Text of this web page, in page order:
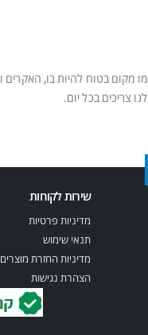
צריכים בכל יום.
שירות לקוחות
מדיניות פרטיות
תנאי שימוש
מדיניות החזרת מוצרים
הצהרת נגישות